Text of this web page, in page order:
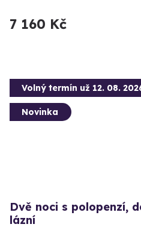
7 160 Kč
Volný termín už 12. 08.
Novinka
Dvě noci s polopenzí,
lázní